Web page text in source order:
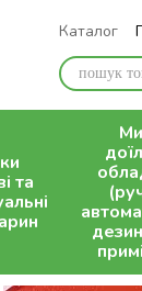
Каталог
та